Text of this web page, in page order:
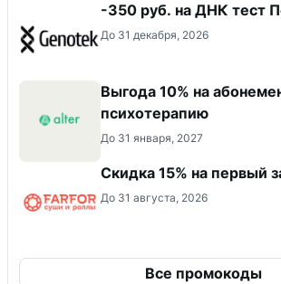
-350 руб. на ДНК тест
До 31 декабря, 2026
Выгода 10% на
психотерапию
До 31 января, 2027
Скидка 15% на первый
До 31 августа, 2026
Все промокоды